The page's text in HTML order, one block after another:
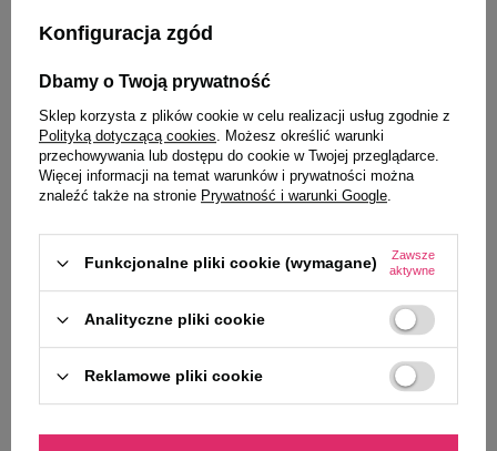
przypadku konieczności przemywania oczu można robić to
schłodzonym naparem ze świetlika lekarskiego, solą
fizjologiczną lub preparatami weterynaryjnymi o
dedykowanym przeznaczeniu. Z kolei jakakolwiek wydzielina
w rejonie oczu, zaczerwienienie, spuchnięcie powiek lub
wyraźnie nasuwająca się na gałkę oczną trzecia powieka (w
normalnych warunkach schowana od strony wewnętrznych
kącików oczu) to sygnał by jak najszybciej udać się do
lekarza. Warto przy tym pamiętać, że w weterynarii okulistyka
przypadki dobrze konsultować właśnie z okulistą.
Zakład Biochemii i Dietetyki, Katedra Nauk Fizjologicznych,
Instytut Medycyny Weterynaryjnej,
Szkoła Główna Gospodarstwa Wiejskiego w Warszawie
Konfiguracja zgód
Dbamy o Twoją prywatność
Sklep korzysta z plików cookie w celu realizacji usług zgodnie z
Polityką dotyczącą cookies. Możesz określić warunki
przechowywania lub dostępu do cookie w Twojej przeglądarce.
Więcej informacji na temat warunków i prywatności można
znaleźć także na stronie Prywatność i warunki Google.
Funkcjonalne pliki cookie (wymagane)
Zawsze
aktywne
Analityczne pliki cookie
Reklamowe pliki cookie